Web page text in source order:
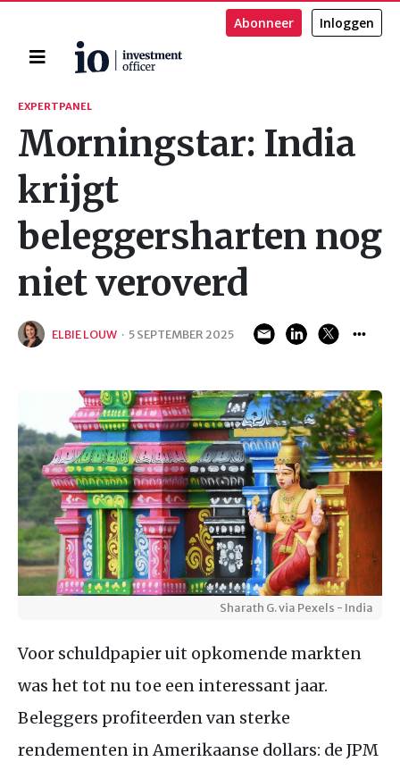
Home
Abonneer Inloggen
Zoeken
EXPERTPANEL
Morningstar: India
krijgt
beleggersharten nog
niet veroverd
ELBIE LOUW · 5 SEPTEMBER 2025
Sharath G. via Pexels - India
Voor schuldpapier uit opkomende markten
was het tot nu toe een interessant jaar.
Beleggers profiteerden van sterke
rendementen in Amerikaanse dollars: de JPM